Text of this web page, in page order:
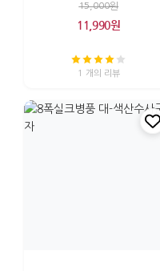
15,000원
11,990원
1 개의 리뷰